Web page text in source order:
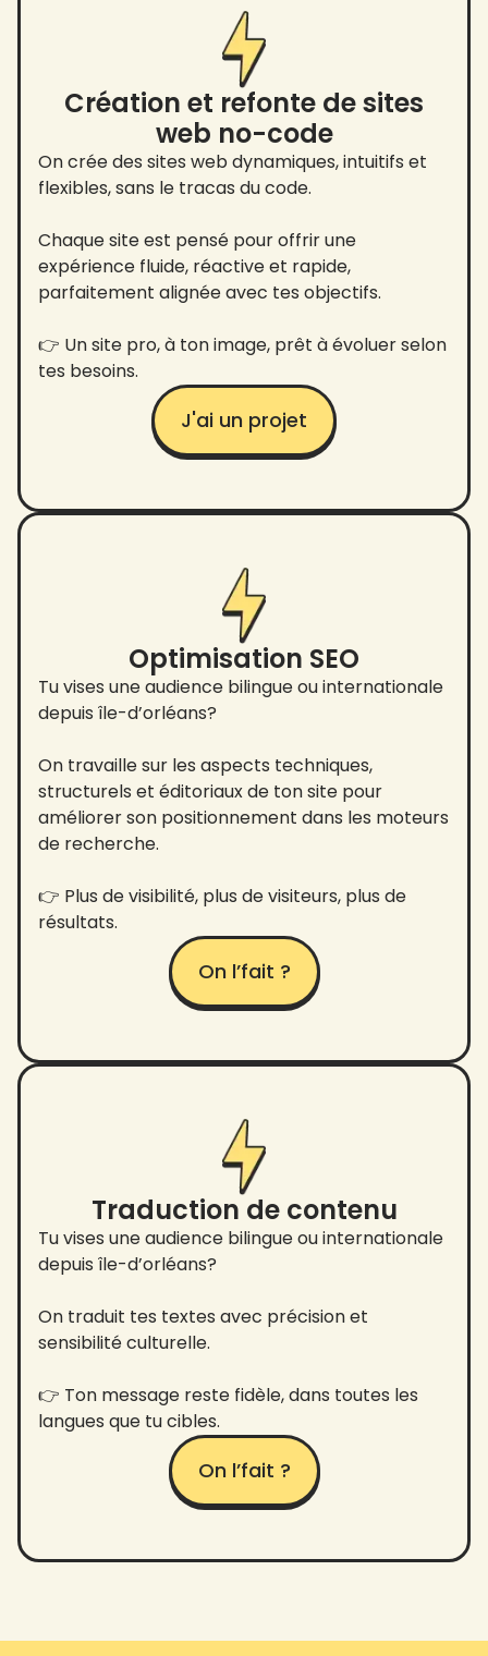
Création et refonte de sites
web no-code
On crée des sites web dynamiques, intuitifs et
flexibles, sans le tracas du code.
Chaque site est pensé pour offrir une
expérience fluide, réactive et rapide,
parfaitement alignée avec tes objectifs.
👉 Un site pro, à ton image, prêt à évoluer selon
tes besoins.
J'ai un projet
Optimisation SEO
Tu vises une audience bilingue ou internationale
depuis île-d’orléans?
On travaille sur les aspects techniques,
structurels et éditoriaux de ton site pour
améliorer son positionnement dans les moteurs
de recherche.
👉 Plus de visibilité, plus de visiteurs, plus de
résultats.
On l’fait ?
Traduction de contenu
Tu vises une audience bilingue ou internationale
depuis île-d’orléans?
On traduit tes textes avec précision et
sensibilité culturelle.
👉 Ton message reste fidèle, dans toutes les
langues que tu cibles.
On l’fait ?